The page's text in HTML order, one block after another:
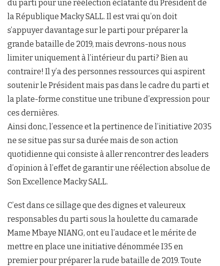
du parti pour une réélection éclatante du Président de
la République Macky SALL. Il est vrai qu’on doit
s’appuyer davantage sur le parti pour préparer la
grande bataille de 2019, mais devrons-nous nous
limiter uniquement à l’intérieur du parti? Bien au
contraire! Il y’a des personnes ressources qui aspirent
soutenir le Président mais pas dans le cadre du parti et
la plate-forme constitue une tribune d’expression pour
ces dernières.
Ainsi donc, l’essence et la pertinence de l’initiative 2035
ne se situe pas sur sa durée mais de son action
quotidienne qui consiste à aller rencontrer des leaders
d’opinion à l’effet de garantir une réélection absolue de
Son Excellence Macky SALL.
C’est dans ce sillage que des dignes et valeureux
responsables du parti sous la houlette du camarade
Mame Mbaye NIANG, ont eu l’audace et le mérite de
mettre en place une initiative dénommée I35 en
premier pour préparer la rude bataille de 2019. Toute